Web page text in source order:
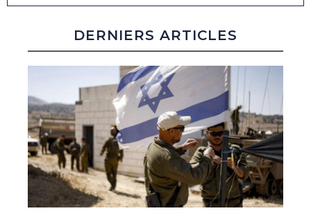
DERNIERS ARTICLES